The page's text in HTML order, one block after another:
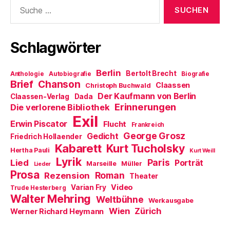
n
nach:
Schlagwörter
Anthologie Autobiografie Berlin Bertolt Brecht Biografie
Brief Chanson Christoph Buchwald Claassen
Claassen-Verlag Dada Der Kaufmann von Berlin
Die verlorene Bibliothek Erinnerungen
Erwin Piscator Exil Flucht Frankreich
Friedrich Hollaender Gedicht George Grosz
Hertha Pauli Kabarett Kurt Tucholsky Kurt Weill
Lied Lieder Lyrik Marseille Müller Paris Porträt
Prosa Rezension Roman Theater
Trude Hesterberg Varian Fry Video
Walter Mehring Weltbühne Werkausgabe
Werner Richard Heymann Wien Zürich